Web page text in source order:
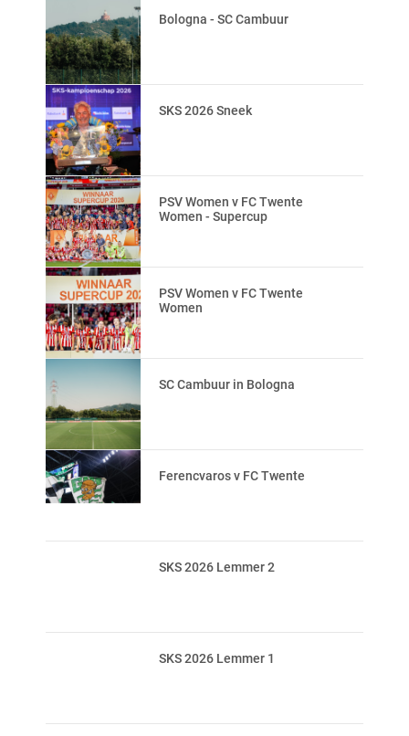
Bologna - SC Cambuur
SKS 2026 Sneek
PSV Women v FC Twente
Women - Supercup
PSV Women v FC Twente
Women
SC Cambuur in Bologna
Ferencvaros v FC Twente
SKS 2026 Lemmer 2
SKS 2026 Lemmer 1